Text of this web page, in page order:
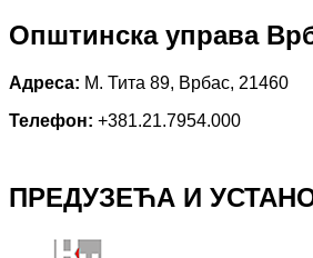
Општинска управа
Адреса: М. Тита 89, Врбас, 21460
Телефон: +381.21.7954.000
ПРЕДУЗЕЋА И